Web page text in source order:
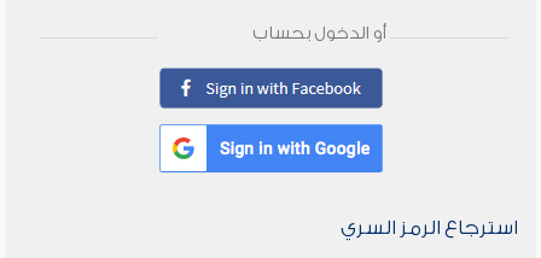
أو الدخول بحساب
استرجاع الرمز السري